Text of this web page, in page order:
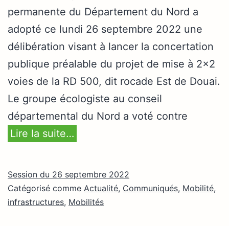
permanente du Département du Nord a
adopté ce lundi 26 septembre 2022 une
délibération visant à lancer la concertation
publique préalable du projet de mise à 2×2
voies de la RD 500, dit rocade Est de Douai.
Le groupe écologiste au conseil
départemental du Nord a voté contre
Lire la suite…
Session du 26 septembre 2022
Catégorisé comme Actualité, Communiqués, Mobilité,
infrastructures, Mobilités